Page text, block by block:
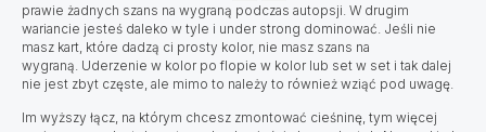
prawie żadnych szans na wygraną podczas autopsji. W drugim
wariancie jesteś daleko w tyle i under strong dominować. Jeśli nie
masz kart, które dadzą ci prosty kolor, nie masz szans na
wygraną. Uderzenie w kolor po flopie w kolor lub set w set i tak dalej
nie jest zbyt częste, ale mimo to należy to również wziąć pod uwagę.
Im wyższy łącz, na którym chcesz zmontować cieśninę, tym więcej